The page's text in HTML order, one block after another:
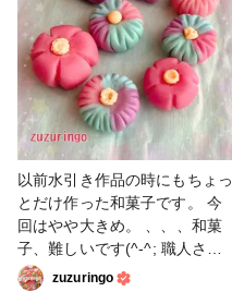
#イヤリング #和菓子 #ミニチ
ュア
以前水引き作品の時にもちょっ
とだけ作った和菓子です。 今
回はやや大きめ。 、、、和菓
子、難しいです(^-^; 職人さん
の凄さをひしひしと感じまし
た。 全体的に明るくやや濃い
zuzuringo